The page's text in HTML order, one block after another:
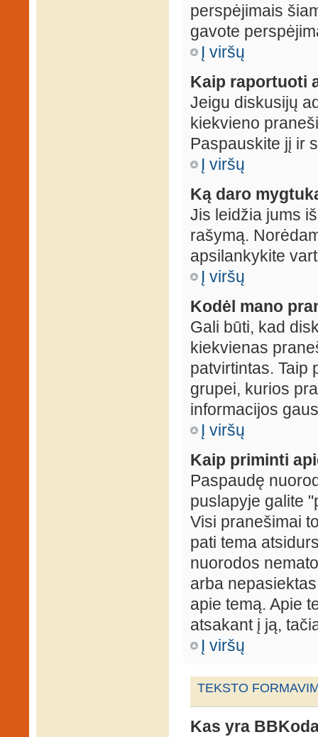
perspėjimais
gavote
Į viršų
Kaip raportuoti
Jeigu diskusijų
kiekvieno
Paspauskite jį ir
Į viršų
Ką daro
Jis leidžia jums
rašymą.
apsilankykite
Į viršų
Kodėl mano
Gali būti, kad
kiekvienas
patvirtintas. Taip
grupei, kurios
informacijos
Į viršų
Kaip priminti
Paspaudę
puslapyje galite
Visi pranešimai
pati tema
nuorodos
arba
apie temą. Apie
atsakant į ją,
Į viršų
TEKSTO
Kas yra